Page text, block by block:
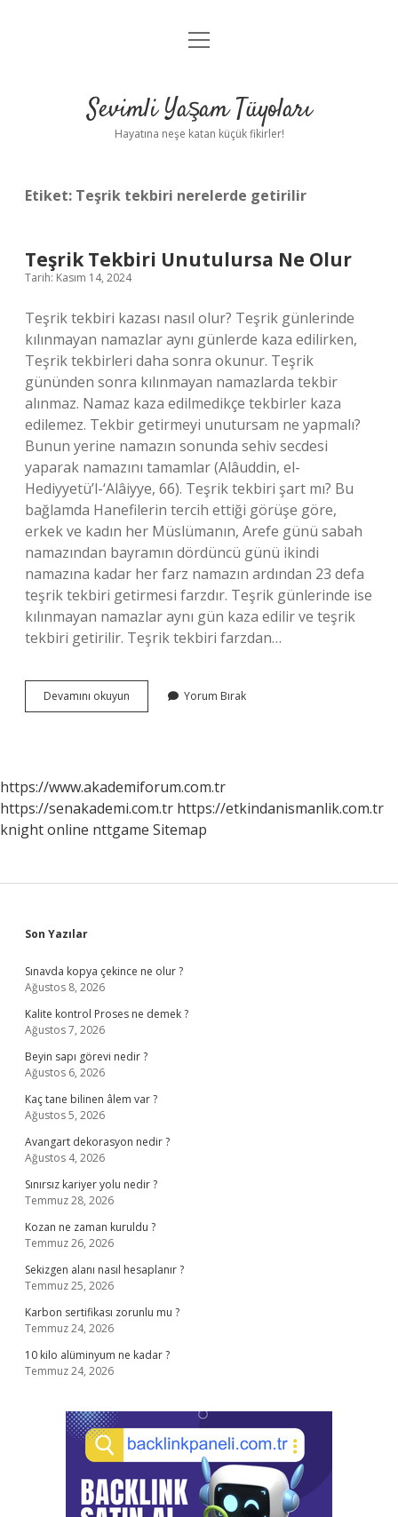
Anasayfa
Yasal Uyarı
menüyü
Sevimli Yaşam Tüyoları
Hayatına neşe katan küçük fikirler!
Etiket: Teşrik tekbiri nerelerde getirilir
Teşrik Tekbiri Unutulursa Ne Olur
Tarih: Kasım 14, 2024
Teşrik tekbiri kazası nasıl olur? Teşrik günlerinde
kılınmayan namazlar aynı günlerde kaza edilirken,
Teşrik tekbirleri daha sonra okunur. Teşrik
gününden sonra kılınmayan namazlarda tekbir
alınmaz. Namaz kaza edilmedikçe tekbirler kaza
edilemez. Tekbir getirmeyi unutursam ne yapmalı?
Bunun yerine namazın sonunda sehiv secdesi
yaparak namazını tamamlar (Alâuddin, el-
Hediyyetü’l-‘Alâiyye, 66). Teşrik tekbiri şart mı? Bu
bağlamda Hanefilerin tercih ettiği görüşe göre,
erkek ve kadın her Müslümanın, Arefe günü sabah
namazından bayramın dördüncü günü ikindi
namazına kadar her farz namazın ardından 23 defa
teşrik tekbiri getirmesi farzdır. Teşrik günlerinde ise
kılınmayan namazlar aynı gün kaza edilir ve teşrik
tekbiri getirilir. Teşrik tekbiri farzdan…
Devamını okuyun
Tekbiri
Yorum Bırak
https://www.akademiforum.com.tr
https://senakademi.com.tr https://etkindanismanlik.com.tr
knight online nttgame Sitemap
Sidebar
Son Yazılar
Sınavda kopya çekince ne olur ?
Ağustos 8, 2026
Kalite kontrol Proses ne demek ?
Ağustos 7, 2026
Beyin sapı görevi nedir ?
Ağustos 6, 2026
Kaç tane bilinen âlem var ?
Ağustos 5, 2026
Avangart dekorasyon nedir ?
Ağustos 4, 2026
Sınırsız kariyer yolu nedir ?
Temmuz 28, 2026
Kozan ne zaman kuruldu ?
Temmuz 26, 2026
Sekizgen alanı nasıl hesaplanır ?
Temmuz 25, 2026
Karbon sertifikası zorunlu mu ?
Temmuz 24, 2026
10 kilo alüminyum ne kadar ?
Temmuz 24, 2026